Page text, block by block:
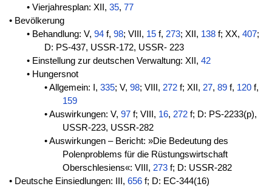
• Vierjahresplan: XII, 35, 77
• Bevölkerung
• Behandlung: V, 94f, 98; VIII, 15f, 273; XII, 138f; XX, 407;
D: PS-437, USSR-172, USSR- 223
• Einstellung zur deutschen Verwaltung: XII, 42
• Hungersnot
• Allgemein: I,335; V,98; VIII,272 f; XII,27, 89 f, 120 f,
159
• Auswirkungen: V,97 f; VIII, 16,272 f; D: PS-2233(p),
USSR-223, USSR-282
• Auswirkungen – Bericht: »Die Bedeutung des
Polenproblems für die Rüstungswirtschaft
Oberschlesiens«: VIII, 273f; D: USSR-282
• Deutsche Einsiedlungen: III, 656f; D: EC-344(16)